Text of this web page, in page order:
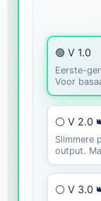
🟣 V 1.0
Eerste-
Voor
⚪ V 2.0
Slimmere
output.
⚪ V 3.0